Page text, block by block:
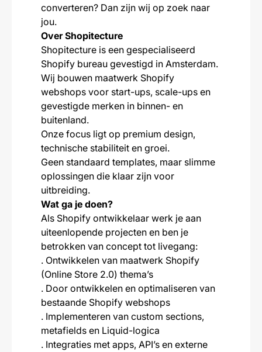
converteren? Dan zijn wij op zoek naar
jou.
Over Shopitecture
Shopitecture is een gespecialiseerd
Shopify bureau gevestigd in Amsterdam.
Wij bouwen maatwerk Shopify
webshops voor start-ups, scale-ups en
gevestigde merken in binnen- en
buitenland.
Onze focus ligt op premium design,
technische stabiliteit en groei.
Geen standaard templates, maar slimme
oplossingen die klaar zijn voor
uitbreiding.
Wat ga je doen?
Als Shopify ontwikkelaar werk je aan
uiteenlopende projecten en ben je
betrokken van concept tot livegang:
. Ontwikkelen van maatwerk Shopify
(Online Store 2.0) thema’s
. Door ontwikkelen en optimaliseren van
bestaande Shopify webshops
. Implementeren van custom sections,
metafields en Liquid-logica
. Integraties met apps, API’s en externe